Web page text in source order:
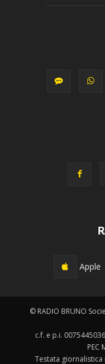
Apple
© RADIO BRUNO
c.f. e p.i.
PEC
Testata